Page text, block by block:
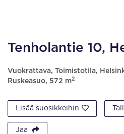
Tenholantie 10,
Vuokrattava, Toimistotila,
Ruskeasuo, 572 m2
Lisää suosikkeihin
Jaa